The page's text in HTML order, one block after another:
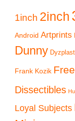
1inch 2inch
Android Artprints
Dunny
Frank Kozik
Dissectibles
Loyal Subjects